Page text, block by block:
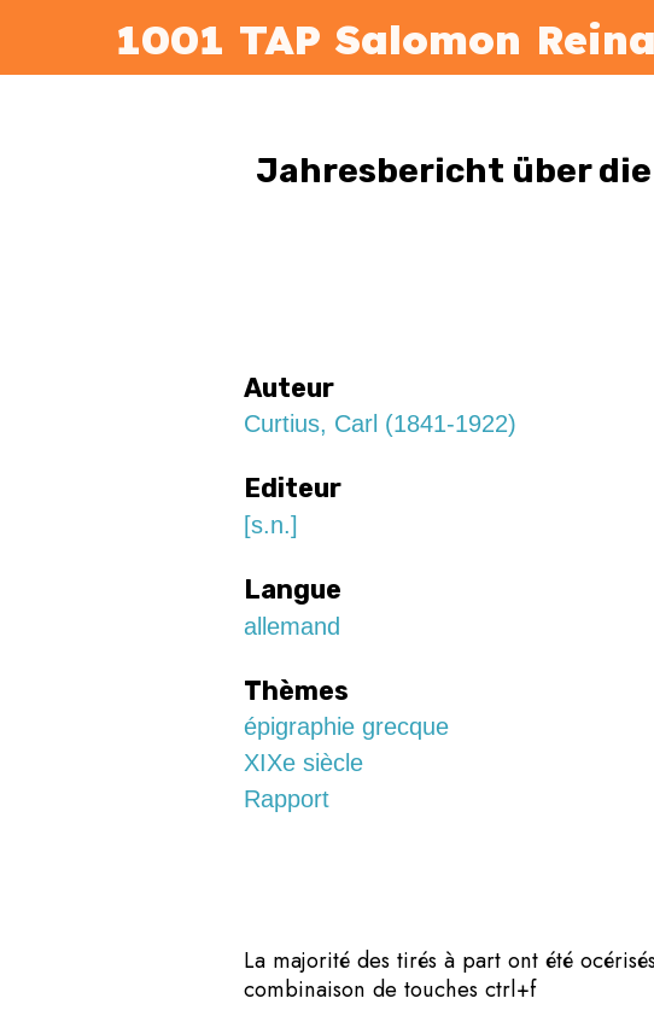
1001 TAP Salomon
Jahresbericht über
Auteur
Curtius, Carl (1841-1922)
Editeur
[s.n.]
Langue
allemand
Thèmes
épigraphie grecque
XIXe siècle
Rapport